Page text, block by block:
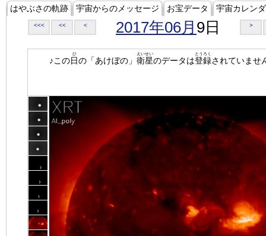
はやぶさの軌跡 宇宙からのメッセージ お宝データ 宇宙カレン
<<< << < 2017年06月 9日 >
♪この日
ひ
の「あけぼの」 衛星
えいせい
のデータは登録
とうろく
されていませ